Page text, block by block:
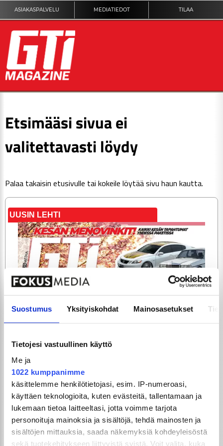
Suostumus Yksityiskohdat Mainosasetukset
Tietojesi vastuullinen käyttö
Me ja
1022 kumppanimme
käsittelemme henkilötietojasi, esim. IP-numeroasi,
käyttäen teknologioita, kuten evästeitä, tallentamaan ja
lukemaan tietoa laitteeltasi, jotta voimme tarjota
personoituja mainoksia ja sisältöjä, tehdä mainosten ja
sisältöjen mittauksia, saada näkemyksiä kohdeyleisöstä
sekä tuotekehitykseen liittyvistä syistä. Voit valita, kuka
ASIAKASPALVELU MEDIATIEDOT TILAA
KILPAILUT
TEKNIIKKA
ARTIKKELIT
TILAA
Etsimääsi sivua ei
valitettavasti löydy
Palaa takaisin etusivulle tai kokeile löytää sivu haun kautta.
UUSIN LEHTI
GTi-Magazinen numero 5 / 2026 julkaistaan
3.6.2026!
UUSIMMAT